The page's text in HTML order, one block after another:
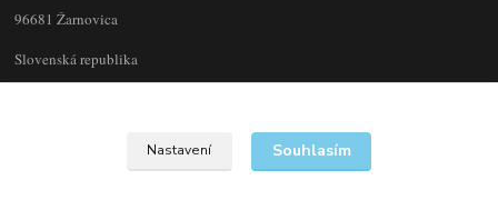
96681 Žarnovica
Slovenská republika
Nastavení Souhlasím